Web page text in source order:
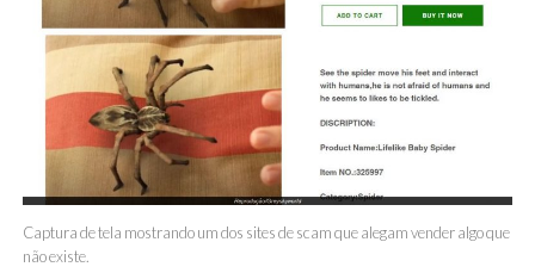
Captura de tela mostrando um dos sites de scam que alegam vender algo que
não existe.